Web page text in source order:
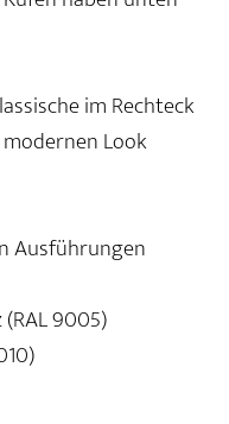
im Rechteck
Look
Ausführungen
9005)